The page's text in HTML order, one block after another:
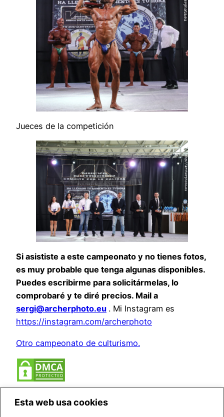
Esta web usa cookies
Jueces de la competición
Si asististe a este campeonato y no tienes fotos,
es muy probable que tenga algunas disponibles.
Puedes escribirme para solicitármelas, lo
comprobaré y te diré precios. Mail a
sergi@archerphoto.eu . Mi Instagram es
https://instagram.com/archerphoto
Otro campeonato de culturismo.